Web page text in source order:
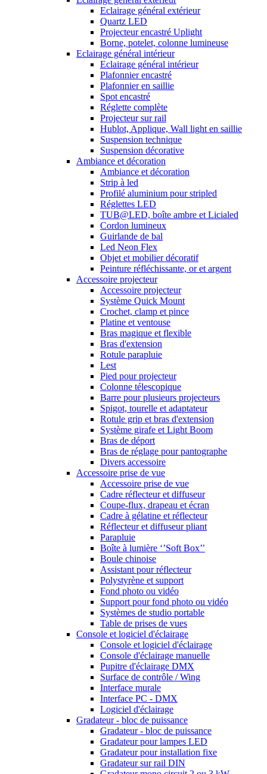
Eclairage général extérieur
Quartz LED
Projecteur encastré Uplight
Borne, potelet, colonne lumineuse
Eclairage général intérieur
Eclairage général intérieur
Plafonnier encastré
Plafonnier en saillie
Spot encastré
Réglette complète
Projecteur sur rail
Hublot, Applique, Wall light en saillie
Suspension technique
Suspension décorative
Ambiance et décoration
Ambiance et décoration
Strip à led
Profilé aluminium pour stripled
Réglettes LED
TUB@LED, boîte ambre et Licialed
Cordon lumineux
Guirlande de bal
Led Neon Flex
Objet et mobilier décoratif
Peinture réfléchissante, or et argent
Accessoire projecteur
Accessoire projecteur
Système Quick Mount
Crochet, clamp et pince
Platine et ventouse
Bras magique et flexible
Bras d'extension
Rotule parapluie
Lest
Pied pour projecteur
Colonne télescopique
Barre pour plusieurs projecteurs
Spigot, tourelle et adaptateur
Rotule grip et bras d'extension
Système girafe et Light Boom
Bras de déport
Bras de réglage pour pantographe
Divers accessoire
Accessoire prise de vue
Accessoire prise de vue
Cadre réflecteur et diffuseur
Coupe-flux, drapeau et écran
Cadre à gélatine et réflecteur
Réflecteur et diffuseur pliant
Parapluie
Boîte à lumière ‘’Soft Box’’
Boule chinoise
Assistant pour réflecteur
Polystyrène et support
Fond photo ou vidéo
Support pour fond photo ou vidéo
Systèmes de studio portable
Table de prises de vues
Console et logiciel d'éclairage
Console et logiciel d'éclairage
Console d'éclairage manuelle
Pupitre d'éclairage DMX
Surface de contrôle / Wing
Interface murale
Interface PC - DMX
Logiciel d'éclairage
Gradateur - bloc de puissance
Gradateur - bloc de puissance
Gradateur pour lampes LED
Gradateur pour installation fixe
Gradateur sur rail DIN